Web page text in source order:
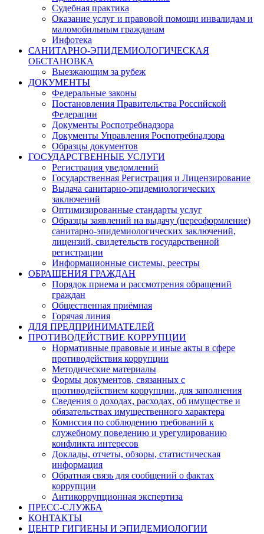
Судебная практика
Оказание услуг и правовой помощи инвалидам и
маломобильным гражданам
Инфотека
САНИТАРНО-ЭПИДЕМИОЛОГИЧЕСКАЯ
ОБСТАНОВКА
Выезжающим за рубеж
ДОКУМЕНТЫ
Федеральные законы
Постановления Правительства Российской
Федерации
Документы Роспотребнадзора
Документы Управления Роспотребнадзора
Образцы документов
ГОСУДАРСТВЕННЫЕ УСЛУГИ
Регистрация уведомлений
Государственная Регистрация и Лицензирование
Выдача санитарно-эпидемиологических
заключений
Оптимизированные стандарты услуг
Образцы заявлений на выдачу (переоформление)
санитарно-эпидемиологических заключений,
лицензий, свидетельств государственной
регистрации
Информационные системы, реестры
ОБРАЩЕНИЯ ГРАЖДАН
Порядок приема и рассмотрения обращений
граждан
Общественная приёмная
Горячая линия
ДЛЯ ПРЕДПРИНИМАТЕЛЕЙ
ПРОТИВОДЕЙСТВИЕ КОРРУПЦИИ
Нормативные правовые и иные акты в сфере
противодействия коррупции
Методические материалы
Формы документов, связанных с
противодействием коррупции, для заполнения
Сведения о доходах, расходах, об имуществе и
обязательствах имущественного характера
Комиссия по соблюдению требований к
служебному поведению и урегулированию
конфликта интересов
Доклады, отчеты, обзоры, статистическая
информация
Обратная связь для сообщений о фактах
коррупции
Антикоррупционная экспертиза
ПРЕСС-СЛУЖБА
КОНТАКТЫ
ЦЕНТР ГИГИЕНЫ И ЭПИДЕМИОЛОГИИ